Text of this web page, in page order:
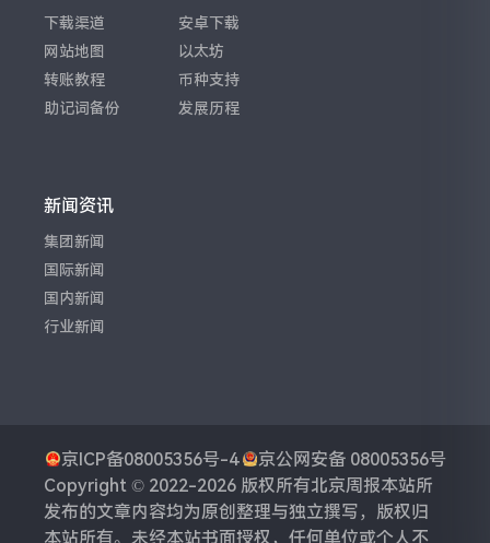
下载渠道
网站地图
转账教程
助记词备份
安卓下载
以太坊
币种支持
发展历程
新闻资讯
集团新闻
国际新闻
国内新闻
行业新闻
京ICP备08005356号-4
京公网安备 08005356号
Copyright © 2022-2026 版权所有北京周报本站所
发布的文章内容均为原创整理与独立撰写，版权归
本站所有。未经本站书面授权，任何单位或个人不